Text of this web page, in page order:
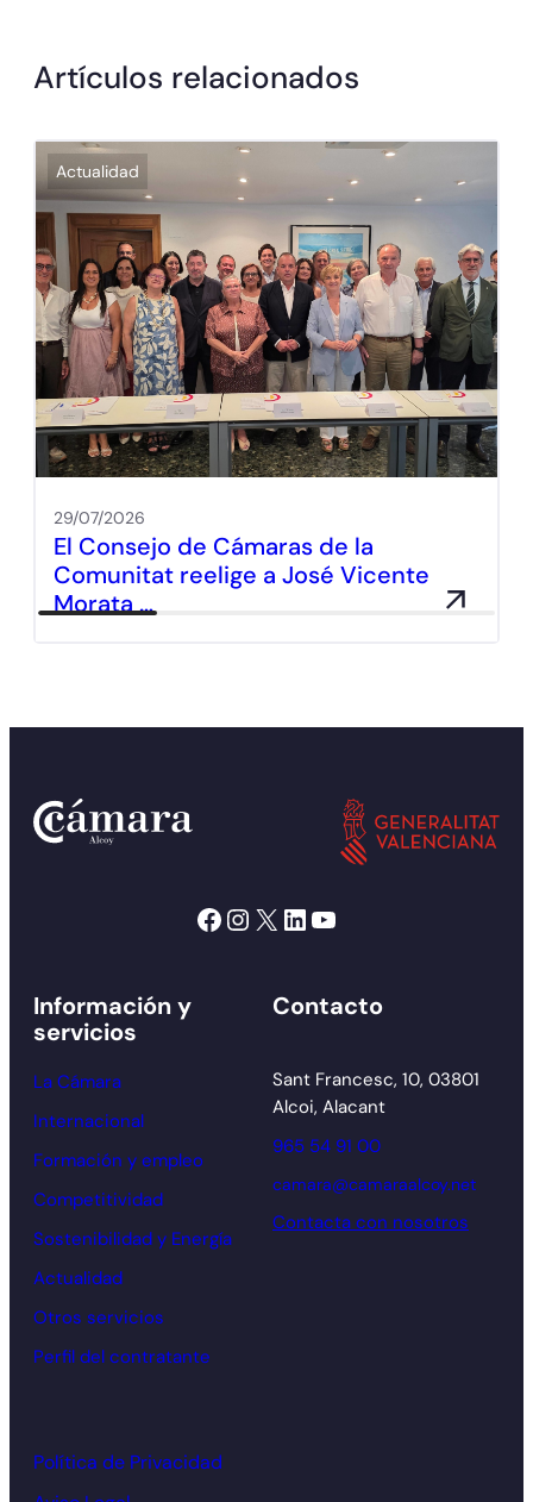
Artículos relacionados
Actualidad
29/07/2026
El Consejo de Cámaras de la
Comunitat reelige a José Vicente
Morata …
Facebook Instagram X LinkedIn YouTube
Información y
servicios
La Cámara
Internacional
Formación y empleo
Competitividad
Sostenibilidad y Energía
Actualidad
Otros servicios
Perfil del contratante
Contacto
Sant Francesc, 10, 03801
Alcoi, Alacant
965 54 91 00
camara@camaraalcoy.net
Contacta con nosotros
Política de Privacidad